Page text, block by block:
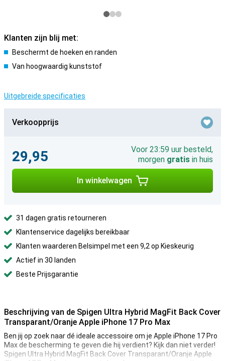
Klanten zijn blij met:
Beschermt de hoeken en randen
Van hoogwaardig kunststof
Uitgebreide specificaties
Verkoopprijs
29,95
Voor 23:59 uur besteld,
morgen gratis in huis
In winkelwagen
31 dagen gratis retourneren
Klantenservice dagelijks bereikbaar
Klanten waarderen Belsimpel met een 9,2 op Kieskeurig
Actief in 30 landen
Beste Prijsgarantie
Beschrijving van de Spigen Ultra Hybrid MagFit Back Cover
Transparant/Oranje Apple iPhone 17 Pro Max
Ben jij op zoek naar dé ideale accessoire om je Apple iPhone 17 Pro
Max de bescherming te geven die hij verdient? Kijk dan niet verder!
Spigen Ultra Hybrid MagFit Back Cover Transparant/Oranje Apple